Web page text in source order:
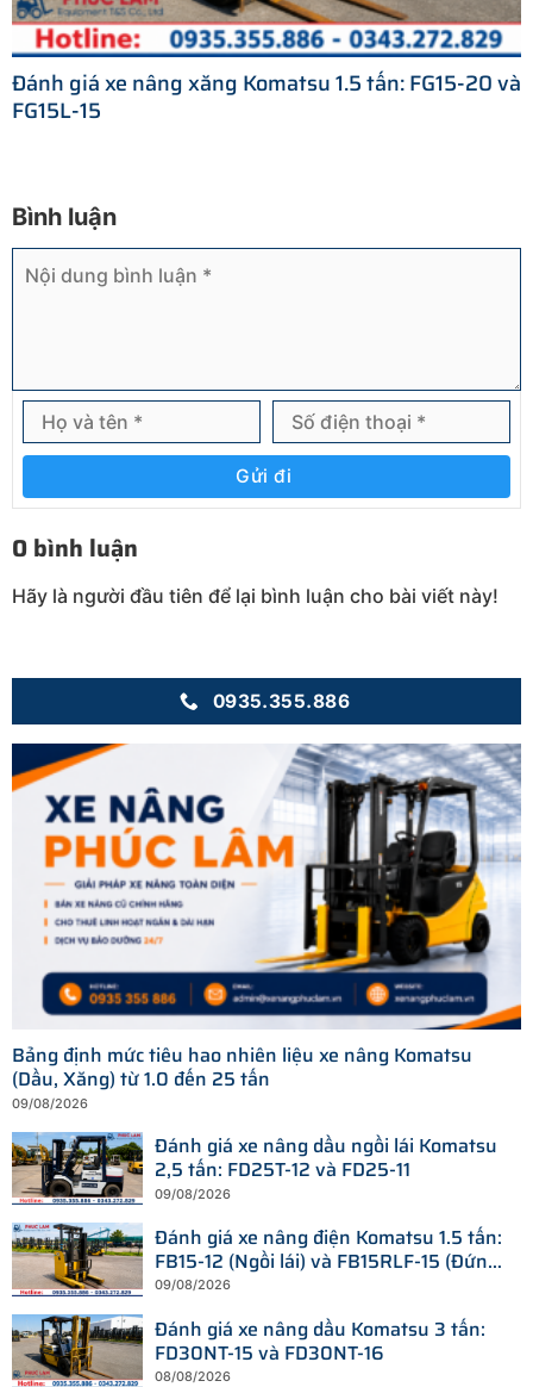
Đánh giá xe nâng xăng Komatsu 1.5 tấn: FG15-20 và
FG15L-15
Bình luận
Gửi đi
0 bình luận
Hãy là người đầu tiên để lại bình luận cho bài viết này!
0935.355.886
Bảng định mức tiêu hao nhiên liệu xe nâng Komatsu
(Dầu, Xăng) từ 1.0 đến 25 tấn
09/08/2026
Đánh giá xe nâng dầu ngồi lái Komatsu
2,5 tấn: FD25T-12 và FD25-11
09/08/2026
Đánh giá xe nâng điện Komatsu 1.5 tấn:
FB15-12 (Ngồi lái) và FB15RLF-15 (Đứng
lái)
09/08/2026
Đánh giá xe nâng dầu Komatsu 3 tấn:
FD30NT-15 và FD30NT-16
08/08/2026